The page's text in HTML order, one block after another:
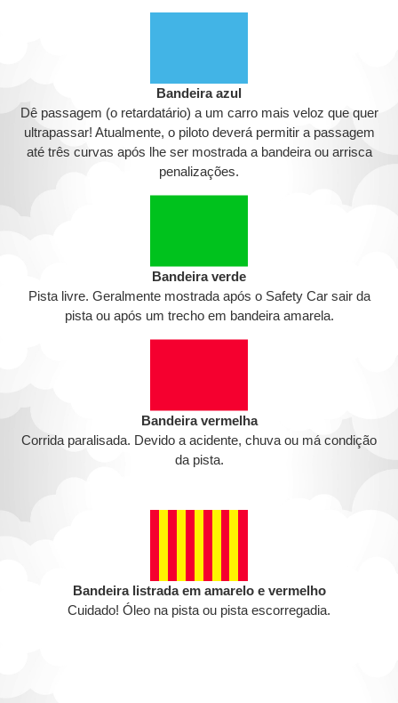
Bandeira azul
Dê passagem (o retardatário) a um carro mais veloz que quer
ultrapassar! Atualmente, o piloto deverá permitir a passagem
até três curvas após lhe ser mostrada a bandeira ou arrisca
penalizações.
Bandeira verde
Pista livre. Geralmente mostrada após o Safety Car sair da
pista ou após um trecho em bandeira amarela.
Bandeira vermelha
Corrida paralisada. Devido a acidente, chuva ou má condição
da pista.
Bandeira listrada em amarelo e vermelho
Cuidado! Óleo na pista ou pista escorregadia.